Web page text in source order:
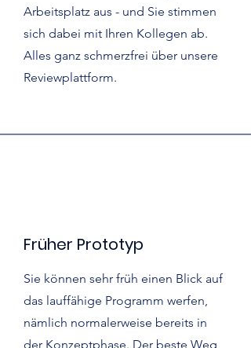
Arbeitsplatz aus - und Sie stimmen
sich dabei mit Ihren Kollegen ab.
Alles ganz schmerzfrei über unsere
Reviewplattform.
Früher Prototyp
Sie können sehr früh einen Blick auf
das lauffähige Programm werfen,
nämlich normalerweise bereits in
der Konzeptphase. Der beste Weg,